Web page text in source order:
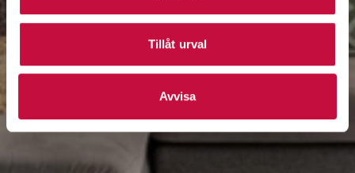
Tillåt urval
Avvisa